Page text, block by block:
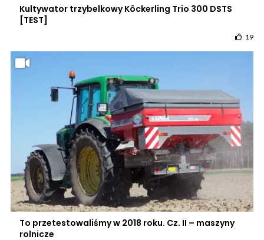
Kultywator trzybelkowy Köckerling Trio 300 DSTS
[TEST]
19
To przetestowaliśmy w 2018 roku. Cz. II – maszyny
rolnicze